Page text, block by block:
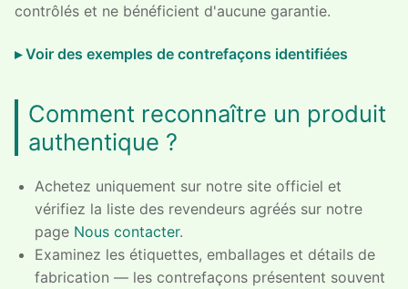
contrôlés et ne bénéficient d'aucune garantie.
Voir des exemples de contrefaçons identifiées
Comment reconnaître un produit
authentique ?
Achetez uniquement sur notre site officiel et
vérifiez la liste des revendeurs agréés sur notre
page Nous contacter.
Examinez les étiquettes, emballages et détails de
fabrication — les contrefaçons présentent souvent